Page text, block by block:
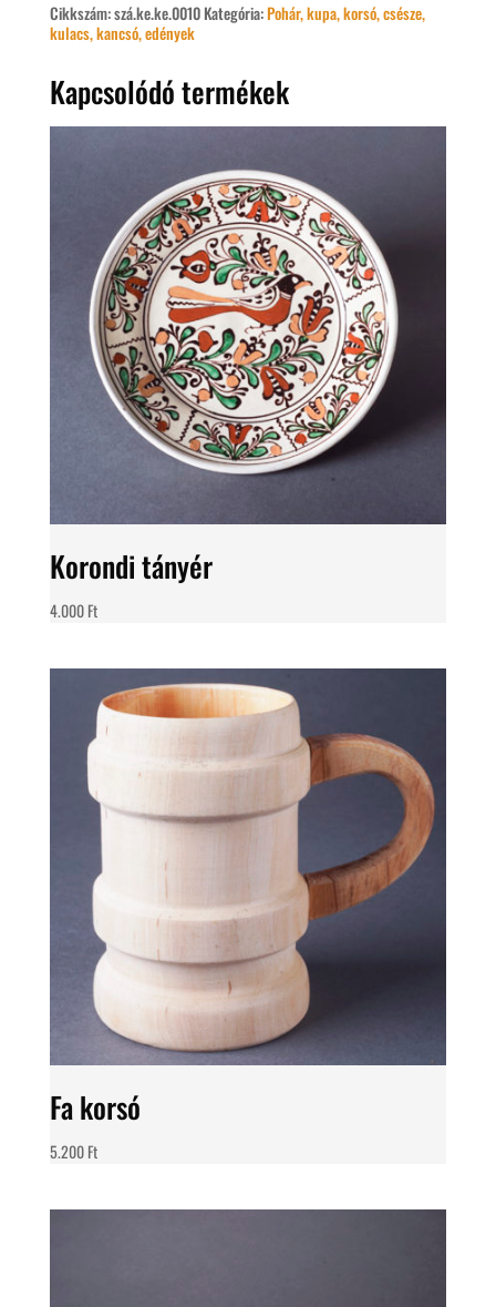
Cikkszám:szá.ke.ke.0010 Kategória:Pohár, kupa, korsó, csésze,
kulacs, kancsó, edények
Kapcsolódó termékek
Korondi tányér
4.000Ft
Fa korsó
5.200Ft